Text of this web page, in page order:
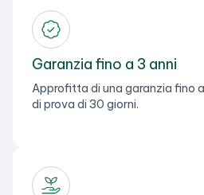
Garanzia fino a 3 anni
Approfitta di una garanzia fino
di prova di 30 giorni.